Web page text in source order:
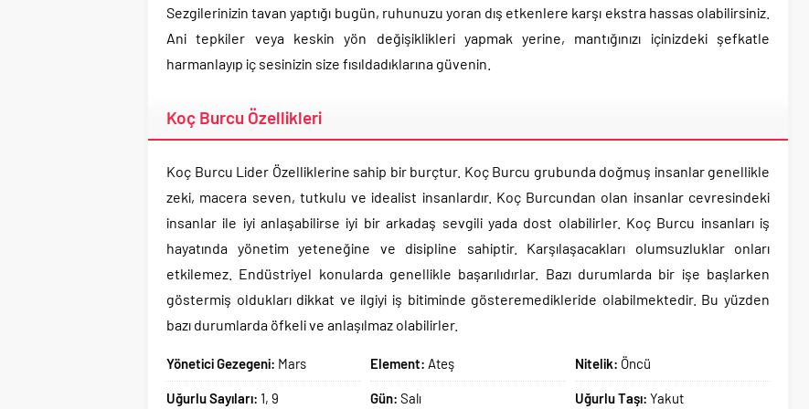
Sezgilerinizin tavan yaptığı bugün, ruhunuzu yoran dış etkenlere karşı ekstra hassas olabilirsiniz.
Ani tepkiler veya keskin yön değişiklikleri yapmak yerine, mantığınızı içinizdeki şefkatle
harmanlayıp iç sesinizin size fısıldadıklarına güvenin.
Koç Burcu Özellikleri
Koç Burcu Lider Özelliklerine sahip bir burçtur. Koç Burcu grubunda doğmuş insanlar genellikle
zeki, macera seven, tutkulu ve idealist insanlardır. Koç Burcundan olan insanlar cevresindeki
insanlar ile iyi anlaşabilirse iyi bir arkadaş sevgili yada dost olabilirler. Koç Burcu insanları iş
hayatında yönetim yeteneğine ve disipline sahiptir. Karşılaşacakları olumsuzluklar onları
etkilemez. Endüstriyel konularda genellikle başarılıdırlar. Bazı durumlarda bir işe başlarken
göstermiş oldukları dikkat ve ilgiyi iş bitiminde gösteremedikleride olabilmektedir. Bu yüzden
bazı durumlarda öfkeli ve anlaşılmaz olabilirler.
Yönetici Gezegeni: Mars Element: Ateş Nitelik: Öncü
Uğurlu Sayıları: 1, 9 Gün: Salı Uğurlu Taşı: Yakut